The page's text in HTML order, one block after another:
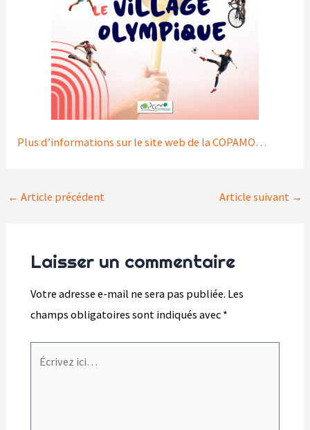
Plus d’informations sur le site web de la COPAMO…
Navigation
← Article précédent Article suivant →
Laisser un commentaire
Votre adresse e-mail ne sera pas publiée. Les
champs obligatoires sont indiqués avec *